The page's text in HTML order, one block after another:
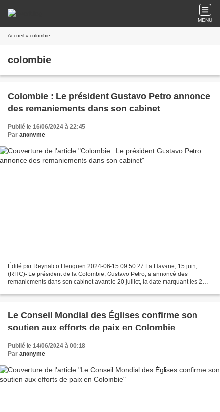
MENU
Accueil » colombie
colombie
Colombie : Le président Gustavo Petro annonce
des remaniements dans son cabinet
Publié le 16/06/2024 à 22:45
Par anonyme
Édité par Reynaldo Henquen 2024-06-15 09:50:27 La Havane, 15 juin,
(RHC)- Le président de la Colombie, Gustavo Petro, a annoncé des
remaniements dans son cabinet avant le 20 juillet, la date marquant les 2
Le Conseil Mondial des Églises confirme son
soutien aux efforts de paix en Colombie
Publié le 14/06/2024 à 00:18
Par anonyme